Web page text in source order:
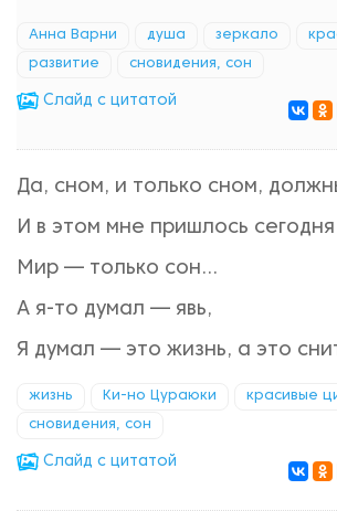
Анна Варни душа зеркало
развитие сновидения, сон
Cлайд с цитатой
Да, сном, и только сном,
И в этом мне пришлось сегодня
Мир — только сон...
А я-то думал — явь,
Я думал — это жизнь, а это
жизнь Ки-но Цураюки красивые
сновидения, сон
Cлайд с цитатой